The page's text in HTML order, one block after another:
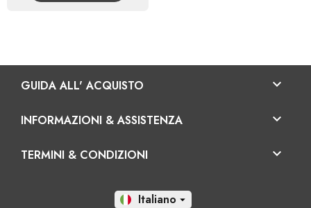
GUIDA ALL' ACQUISTO 
INFORMAZIONI & ASSISTENZA 
TERMINI & CONDIZIONI 
It 